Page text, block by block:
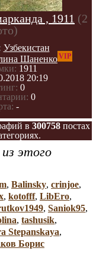
, 1911 (2
Узбекистан
ШаненкоVIP
1911
20:19
0
0
-
в 300758постах
этого
, Balinsky, crinjoe,
, kotofff, LibEro,
, Saniok95,
, tashusik,
Stepanskaya,
Борис